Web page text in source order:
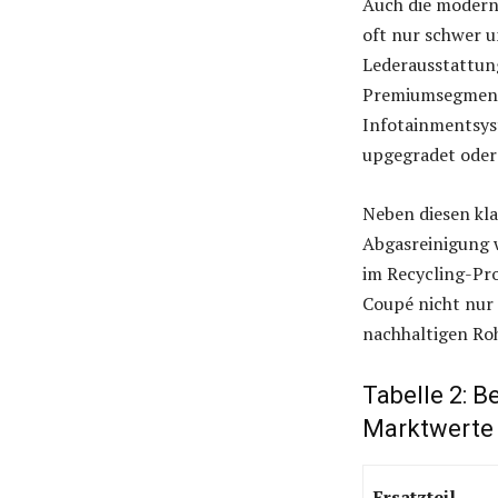
oft nur schwer
upgegradet
Neben diesen
Abgasreinigung
im Recycling-
Coupé nicht
nachhaltigen
Tabelle 2:
Marktwerte